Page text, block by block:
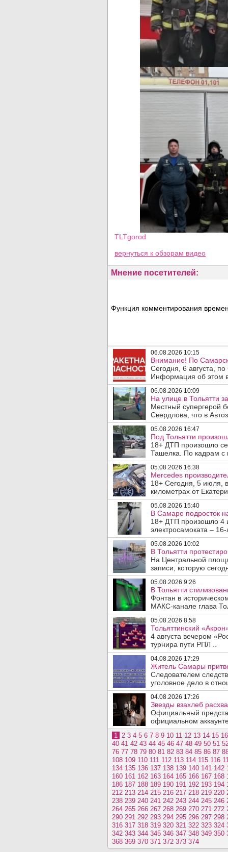
TLTgorod
вернуться к обзорам видео
Мнение посетителей:
Функция комментирования
06.08.2026 10:15
Внимание! По
Сегодня, 6 августа,
Информация об этом
06.08.2026 10:09
На улице в Тольятти
Местный супергерой
Свердлова, что в
05.08.2026 16:47
Под Тольятти
18+ ДТП произошло
Ташелка. По кадрам с
05.08.2026 16:38
Mercedes
18+ Сегодня, 5 июля,
километрах от
05.08.2026 15:40
В Самаре подросток
18+ ДТП произошло
электросамоката –
05.08.2026 10:02
В Тольятти
На Центральной
записи, которую
05.08.2026 9:26
В Тольятти
Фонтан в
МАКС-канале глава
05.08.2026 8:58
Тольяттинский
4 августа вечером
турнира пути РПЛ ..
04.08.2026 17:29
Житель Самары
Следователем
уголовное дело в
04.08.2026 17:26
Звезды взахлеб
Официальный
официальном
1 2 3 4 5 6 7 8 9 10 11 12 13 14 15 16
40 41 42 43 44 45 46 47 48 49 50 51
76 77 78 79 80 81 82 83 84 85 86 87
108 109 110 111 112 113 114 115 116
134 135 136 137 138 139 140 141 142
160 161 162 163 164 165 166 167 168
186 187 188 189 190 191 192 193 194
212 213 214 215 216 217 218 219 220
238 239 240 241 242 243 244 245 246
264 265 266 267 268 269 270 271 272
290 291 292 293 294 295 296 297 298
316 317 318 319 320 321 322 323 324
342 343 344 345 346 347 348 349 350
368 369 370 371 372 373 374